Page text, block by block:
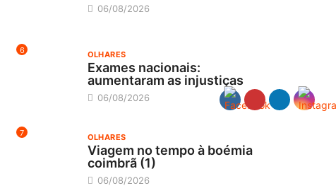
06/08/2026
6 OLHARES
Exames nacionais:
aumentaram as injustiças
06/08/2026
7 OLHARES
Viagem no tempo à boémia
coimbrã (1)
06/08/2026